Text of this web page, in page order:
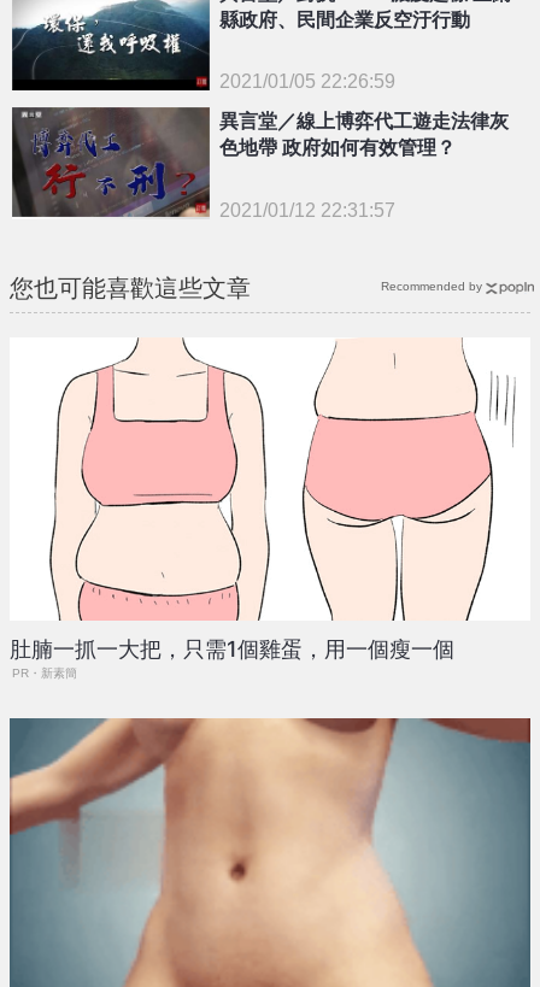
{PLAYICON}
縣政府、民間企業反空汙行動
2021/01/05 22:26:59
異言堂／線上博弈代工遊走法律灰
色地帶 政府如何有效管理？
2021/01/12 22:31:57
您也可能喜歡這些文章
肚腩一抓一大把，只需1個雞蛋，用一個瘦一個
PR・新素簡
Recommended by